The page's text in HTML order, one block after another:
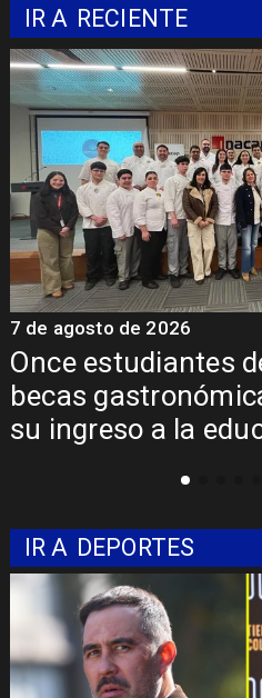
IR A RECIENTE
del
que
a la educación
de 2026
IR A DEPORTES